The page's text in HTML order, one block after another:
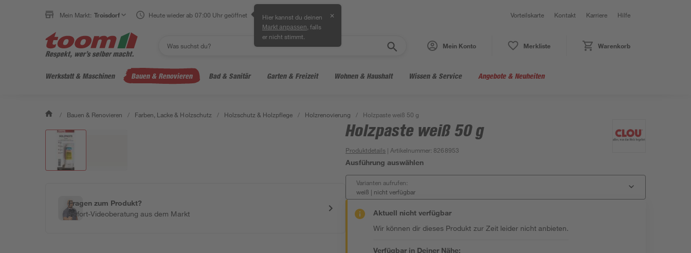
Mein Markt: Troisdorf Heute wieder ab 07:00 Uhr geöffnet Hier kannst du deinen
Markt anpassen , falls
er nicht stimmt.
✕ Vorteilskarte Kontakt Karriere Hilfe
Mein Konto Merkliste Warenkorb
Werkstatt & Maschinen Bauen & Renovieren Bad & Sanitär Garten & Freizeit Wohnen & Haushalt Wissen & Service Angebote & Neuheiten
/ Bauen & Renovieren / Farben, Lacke & Holzschutz / Holzschutz & Holzpflege / Holzrenovierung / Holzpaste weiß 50 g
Fragen zum Produkt?
Sofort-Videoberatung aus dem Markt
Holzpaste weiß 50 g
Produktdetails | Artikelnummer: 8268953
Ausführung auswählen
Varianten aufrufen:
weiß | nicht verfügbar
Aktuell nicht verfügbar
Wir können dir dieses Produkt zur Zeit leider nicht anbieten.
Verfügbar in Deiner Nähe: